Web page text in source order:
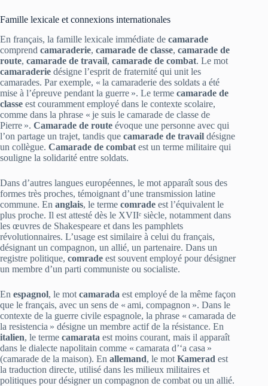
Famille lexicale et connexions internationales
En français, la famille lexicale immédiate de camarade
comprend camaraderie, camarade de classe, camarade de
route, camarade de travail, camarade de combat. Le mot
camaraderie désigne l’esprit de fraternité qui unit les
camarades. Par exemple, « la camaraderie des soldats a été
mise à l’épreuve pendant la guerre ». Le terme camarade de
classe est couramment employé dans le contexte scolaire,
comme dans la phrase « je suis le camarade de classe de
Pierre ». Camarade de route évoque une personne avec qui
l’on partage un trajet, tandis que camarade de travail désigne
un collègue. Camarade de combat est un terme militaire qui
souligne la solidarité entre soldats.
Dans d’autres langues européennes, le mot apparaît sous des
formes très proches, témoignant d’une transmission latine
commune. En anglais, le terme comrade est l’équivalent le
plus proche. Il est attesté dès le XVIIᵉ siècle, notamment dans
les œuvres de Shakespeare et dans les pamphlets
révolutionnaires. L’usage est similaire à celui du français,
désignant un compagnon, un allié, un partenaire. Dans un
registre politique, comrade est souvent employé pour désigner
un membre d’un parti communiste ou socialiste.
En espagnol, le mot camarada est employé de la même façon
que le français, avec un sens de « ami, compagnon ». Dans le
contexte de la guerre civile espagnole, la phrase « camarada de
la resistencia » désigne un membre actif de la résistance. En
italien, le terme camarata est moins courant, mais il apparaît
dans le dialecte napolitain comme « camarata d’‘a casa »
(camarade de la maison). En allemand, le mot Kamerad est
la traduction directe, utilisé dans les milieux militaires et
politiques pour désigner un compagnon de combat ou un allié.